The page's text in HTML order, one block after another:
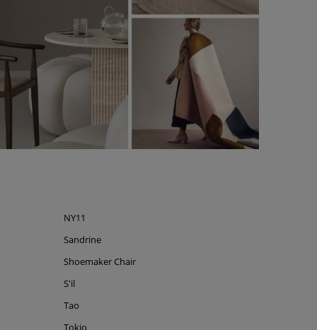
NY11
Sandrine
Shoemaker Chair
S'il
Tao